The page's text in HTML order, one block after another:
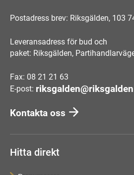
Postadress brev: Riksgälden, 103
Leveransadress för bud och
paket: Riksgälden,
Fax: 08 21 21 63
E-post:
Kontakta oss
Hitta direkt